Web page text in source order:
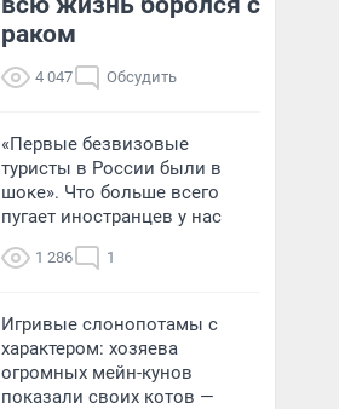
раком
4 047 Обсудить
«Первые безвизовые
туристы в России были в
шоке». Что больше всего
пугает иностранцев у нас
1 286 1
Игривые слонопотамы с
характером: хозяева
огромных мейн-кунов
показали своих котов —